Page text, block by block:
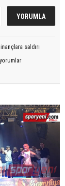
saldırı